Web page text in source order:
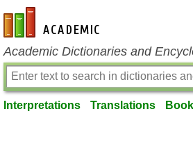
en-academic.com
Academic Dictionaries and
Interpretations Translations